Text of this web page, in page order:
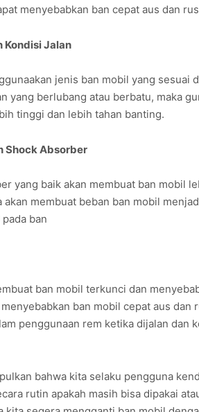
menyebabkan ban cepat aus dan
Kondisi Jalan
jenis ban mobil yang sesuai
yang berlubang atau berbatu, maka
tinggi dan lebih tahan banting.
Shock Absorber
yang baik akan membuat ban mobil
membuat beban ban mobil
ban
ban mobil terkunci dan
ban mobil cepat aus dan
penggunaan rem ketika dijalan dan
bahwa kita selaku pengguna
rutin apakah masih bisa dipakai